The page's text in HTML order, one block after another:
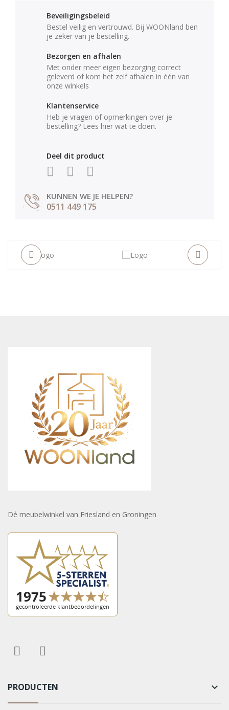
Beveiligingsbeleid
Bestel veilig en vertrouwd. Bij WOONland ben
je zeker van je bestelling.
Bezorgen en afhalen
Met onder meer eigen bezorging correct
geleverd of kom het zelf afhalen in één van
onze winkels
Klantenservice
Heb je vragen of opmerkingen over je
bestelling? Lees hier wat te doen.
Deel dit product
KUNNEN WE JE HELPEN?
0511 449 175
Dé meubelwinkel van Friesland en Groningen
PRODUCTEN keyboard_arrow_down